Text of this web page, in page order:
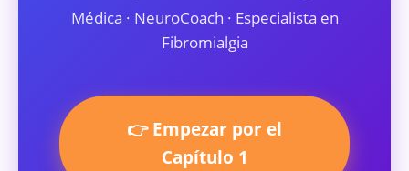
Médica · NeuroCoach · Especialista en
Fibromialgia
👉 Empezar por el
Capítulo 1